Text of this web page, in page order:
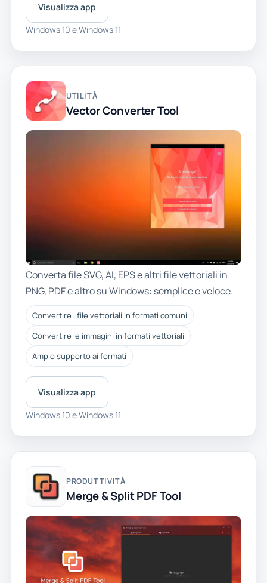
Visualizza app
Windows 10 e Windows 11
UTILITÀ
Vector Converter Tool
Converta file SVG, AI, EPS e altri file vettoriali in
PNG, PDF e altro su Windows: semplice e veloce.
Convertire i file vettoriali in formati comuni
Convertire le immagini in formati vettoriali
Ampio supporto ai formati
Visualizza app
Windows 10 e Windows 11
PRODUTTIVITÀ
Merge & Split PDF Tool